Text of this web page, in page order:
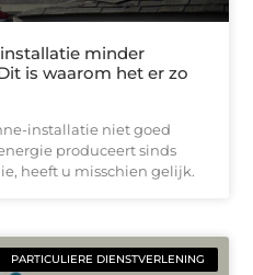
minder
is waarom het er zo
installatie niet goed
produceert sinds
heeft u misschien gelijk.
PARTICULIERE DIENSTVERLENING